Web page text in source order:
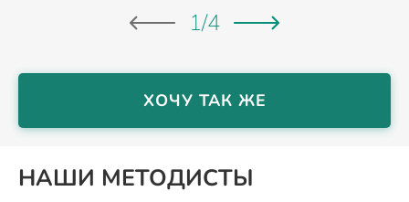
1/4
ХОЧУ ТАК ЖЕ
НАШИ МЕТОДИСТЫ